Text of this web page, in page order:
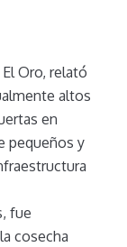
Oro, relató
altos
en
pequeños y
fue
cosecha